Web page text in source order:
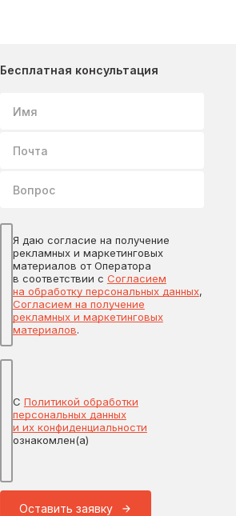
Бесплатная консультация
Я даю согласие на получение
рекламных и маркетинговых
материалов от Оператора
в соответствии с Согласием
на обработку персональных данных,
Согласием на получение
рекламных и маркетинговых
материалов.
С Политикой обработки
персональных данных
и их конфиденциальности
ознакомлен(а)
Оставить заявку